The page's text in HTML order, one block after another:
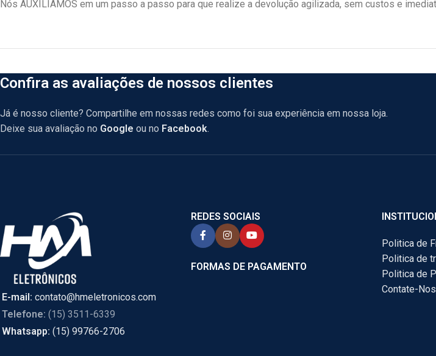
Nós AUXILIAMOS em um passo a passo para que realize a devolução agilizada, sem custos e
Confira as avaliações de nossos clientes
Já é nosso cliente? Compartilhe em nossas redes como foi sua experiência em nossa loja.
Deixe sua avaliação no Google ou no Facebook.
E-mail: contato@hmeletronicos.com
Telefone: (15) 3511-6339
Whatsapp: (15) 99766-2706
REDES SOCIAIS
FORMAS DE PAGAMENTO
Politica de
Politica de
Politica de
Contate-Nos